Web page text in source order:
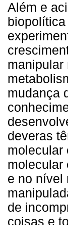
Além e
manipular
mudança
deveras
molecular
molecular
e no nível
de
coisas e